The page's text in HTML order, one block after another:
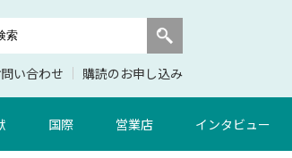
い合わせ 購読のお申し込み
国際 営業店 インタビュー